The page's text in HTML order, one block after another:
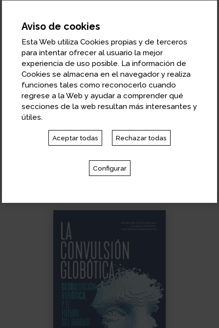
Aviso de cookies
Esta Web utiliza Cookies propias y de terceros
para intentar ofrecer al usuario la mejor
experiencia de uso posible. La información de
Cookies se almacena en el navegador y realiza
funciones tales como reconocerlo cuando
regrese a la Web y ayudar a comprender qué
secciones de la web resultan más interesantes y
útiles.
Aceptar todas Rechazar todas
Configurar